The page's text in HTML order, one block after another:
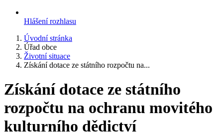
Hlášení rozhlasu
Úvodní stránka
Úřad obce
Životní situace
Získání dotace ze státního rozpočtu na...
Získání dotace ze státního
rozpočtu na ochranu movitého
kulturního dědictví